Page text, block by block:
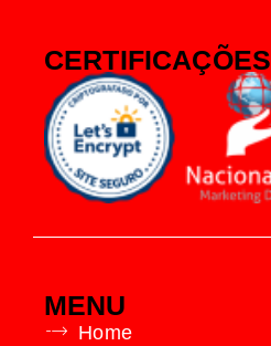
CERTIFICAÇÕES
MENU
Home